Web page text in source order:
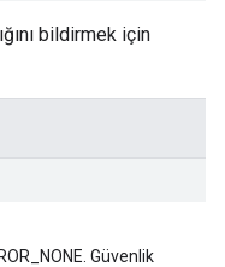
bildirmek için
Güvenlik